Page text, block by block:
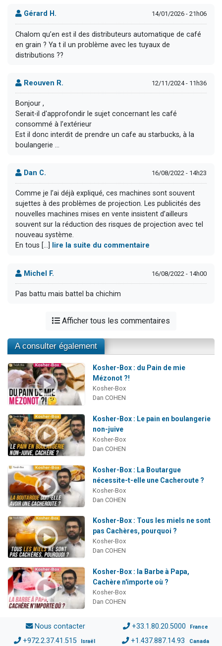
Gérard H. 14/01/2026 - 21h06
Chalom qu’en est il des distributeurs automatique de café
en grain ? Ya t il un problème avec les tuyaux de
distributions ??
Reouven R. 12/11/2024 - 11h36
Bonjour ,
Serait-il d'approfondir le sujet concernant les café
consommé à l’extérieur
Est il donc interdit de prendre un cafe au starbucks, à la
boulangerie …
Dan C. 16/08/2022 - 14h23
Comme je l’ai déjà expliqué, ces machines sont souvent
sujettes à des problèmes de projection. Les publicités des
nouvelles machines mises en vente insistent d’ailleurs
souvent sur la réduction des risques de projection avec tel
nouveau système.
En tous [...]
lire la suite du commentaire
Michel F. 16/08/2022 - 14h00
Pas battu mais battel ba chichim
Afficher tous les commentaires
A consulter également
Kosher-Box : du Pain de mie
Mézonot ?!
Kosher-Box
Dan COHEN
Kosher-Box : Le pain en boulangerie
non-juive
Kosher-Box
Dan COHEN
Kosher-Box : La Boutargue
nécessite-t-elle une Cacheroute ?
Kosher-Box
Dan COHEN
Kosher-Box : Tous les miels ne sont
pas Cachères, pourquoi ?
Kosher-Box
Dan COHEN
Kosher-Box : la Barbe à Papa,
Cachère n'importe où ?
Kosher-Box
Dan COHEN
Nous contacter +33.1.80.20.5000 France
+972.2.37.41.515 Israël +1.437.887.14.93 Canada